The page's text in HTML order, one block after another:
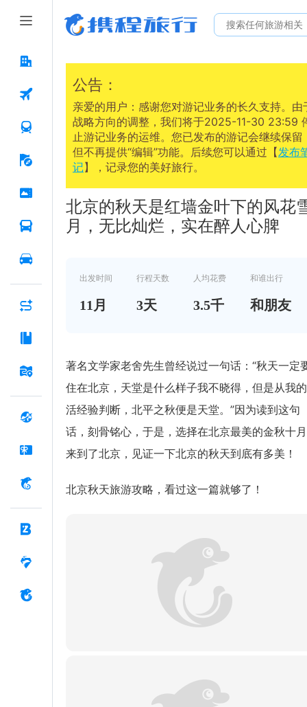
公告：
亲爱的用户：感谢您对游记业务的长久支持。由
战略方向的调整，我们将于2025-11-30 23:59
止游记业务的运维。您已发布的游记会继续保留
但不再提供“编辑”功能。后续您可以通过【发布
记】，记录您的美好旅行。
北京的秋天是红墙金叶下的风花
月，无比灿烂，实在醉人心脾
出发时间
11 月
行程天数
3天
人均花费
3.5千
和谁出行
和朋友
著名文学家老舍先生曾经说过一句话：“秋天一定
住在北京，天堂是什么样子我不晓得，但是从我
活经验判断，北平之秋便是天堂。”因为读到这句
话，刻骨铭心，于是，选择在北京最美的金秋十
来到了北京，见证一下北京的秋天到底有多美！
北京秋天旅游攻略，看过这一篇就够了！